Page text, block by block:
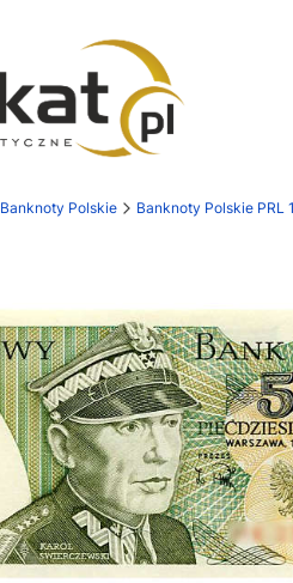
Banknoty Polskie Banknoty Polskie PRL